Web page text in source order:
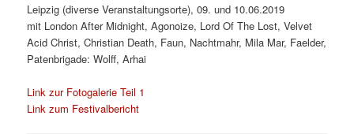
Leipzig (diverse Veranstaltungsorte), 09. und 10.06.2019
mit London After Midnight, Agonoize, Lord Of The Lost, Velvet
Acid Christ, Christian Death, Faun, Nachtmahr, Mila Mar, Faelder,
Patenbrigade: Wolff, Arhai
Link zur Fotogalerie Teil 1
Link zum Festivalbericht